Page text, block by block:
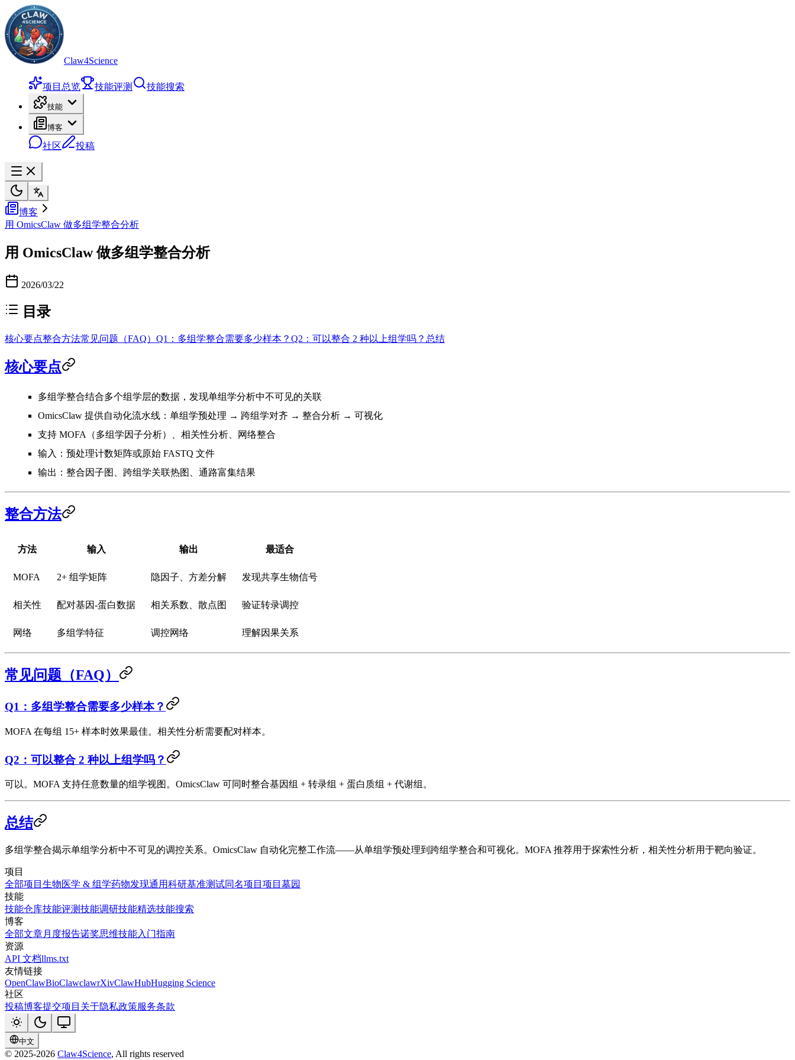
Claw4Science
项目总览 技能评测 技能搜索
技能
博客
社区 投稿
博客
用 OmicsClaw 做多组学整合分析
用 OmicsClaw 做多组学整合分析
2026/03/22
目录
核心要点整合方法常见问题（FAQ） Q1：多组学整合需要多少样本？ Q2：可以整合 2 种以上组学吗？ 总结
核心要点
多组学整合结合多个组学层的数据，发现单组学分析中不可见的关联
OmicsClaw 提供自动化流水线：单组学预处理 → 跨组学对齐 → 整合分析 → 可视化
支持 MOFA（多组学因子分析）、相关性分析、网络整合
输入：预处理计数矩阵或原始 FASTQ 文件
输出：整合因子图、跨组学关联热图、通路富集结果
整合方法
方法 输入 输出 最适合
MOFA 2+ 组学矩阵 隐因子、方差分解 发现共享生物信号
相关性 配对基因-蛋白数据 相关系数、散点图 验证转录调控
网络 多组学特征 调控网络 理解因果关系
常见问题（FAQ）
Q1：多组学整合需要多少样本？
MOFA 在每组 15+ 样本时效果最佳。相关性分析需要配对样本。
Q2：可以整合 2 种以上组学吗？
可以。MOFA 支持任意数量的组学视图。OmicsClaw 可同时整合基因组 + 转录组 + 蛋白质组 + 代谢组。
总结
多组学整合揭示单组学分析中不可见的调控关系。OmicsClaw 自动化完整工作流——从单组学预处理到跨组学整合和可视化。MOFA 推荐用于探索性分析，相关性分析用于靶向验证。
项目
全部项目 生物医学 & 组学药物发现通用科研基准测试同名项目 项目墓园
技能
技能仓库技能评测技能调研技能精选技能搜索
博客
全部文章月度报告诺奖思维技能入门指南
资源
API 文档llms.txt
友情链接
OpenClawBioClawclawrXivClawHubHugging Science
社区
投稿博客提交项目 关于隐私政策服务条款
中文
© 2025-2026 Claw4Science, All rights reserved